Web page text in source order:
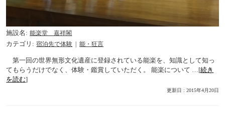
施設名
能楽堂 嘉祥閣
カテゴリ
宿泊先で体験 能・狂言
第一回の世界無形文化遺産に登録されている能楽を、知識として知っ
てもらうだけでなく、体験・鑑賞していただく。 能楽について …[続き
を読む]
更新日 : 2015年4月20日